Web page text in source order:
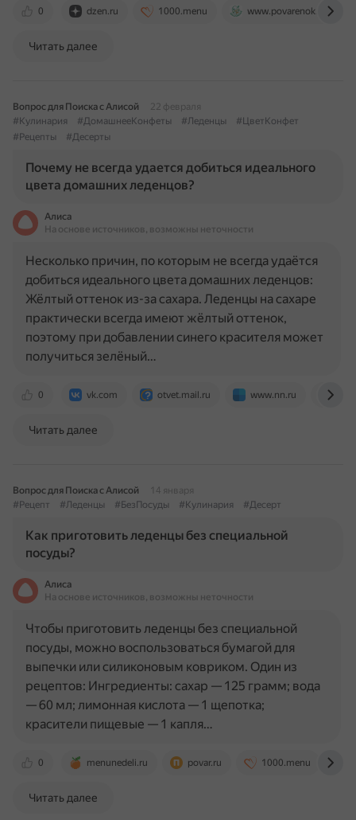
0 dzen.ru 1000.menu www.povarenok.ru
Читать далее
Вопрос для Поиска с Алисой
22 февраля
#Кулинария
#ДомашнееКонфеты #Леденцы
#ЦветКонфет
#Рецепты
#Десерты
Почему не всегда удается добиться идеального
цвета домашних леденцов?
Алиса
На основе источников, возможны неточности
0 vk.com otvet.mail.ru www.nn.ru
Несколько причин, по которым не всегда удаётся
добиться идеального цвета домашних леденцов:
Жёлтый оттенок из-за сахара. Леденцы на сахаре
практически всегда имеют жёлтый оттенок,
поэтому при добавлении синего красителя может
получиться зелёный…
Читать далее
Вопрос для Поиска с Алисой
14 января
#Рецепт
#Леденцы #БезПосуды #Кулинария #Десерт
Как приготовить леденцы без специальной
посуды?
Алиса
На основе источников, возможны неточности
0 menunedeli.ru povar.ru 1000.menu
Чтобы приготовить леденцы без специальной
посуды, можно воспользоваться бумагой для
выпечки или силиконовым ковриком. Один из
рецептов: Ингредиенты: сахар — 125 грамм; вода
— 60 мл; лимонная кислота — 1 щепотка;
красители пищевые — 1 капля…
Читать далее